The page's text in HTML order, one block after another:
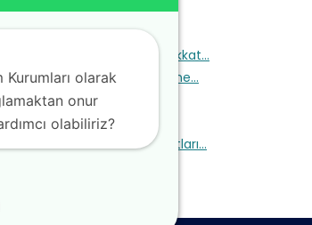
Seçiminde Nelere Dikkat…
| En İyi Muratpaşa Dershane…
İyi Tirebolu Dershaneler,…
En İyi Gölbaşı Dershane Fiyatları…
olarak
onur
olabiliriz?